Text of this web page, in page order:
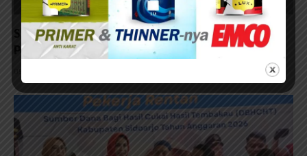
Sekda Fenny Ajak Perangkat Daerah Sidoarjo
Perkuat Tata Kelola Pemerintahan